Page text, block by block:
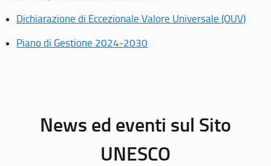
Dichiarazione di Eccezionale Valore Universale (OUV)
Piano di Gestione 2024-2030
News ed eventi sul Sito
UNESCO